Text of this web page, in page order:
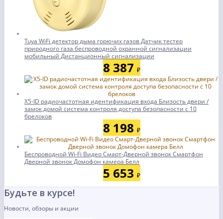
Tuya WiFi детектор дыма горючих газов Датчик тестер
природного газа беспроводной охранной сигнализации
мобильный Дистанционный сигнализации
8 387 ₽
X5-ID радиочастотная идентификация входа Близость двери /
замок домой система контроля доступа безопасности с 10
брелоков
8 198 ₽
Беспроводной Wi-Fi Видео Смарт-Дверной звонок Смартфон
Дверной звонок Домофон камера Белл
5 653 ₽
Будьте в курсе!
Новости, обзоры и акции